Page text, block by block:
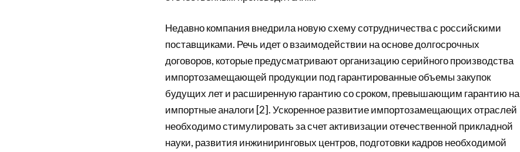
Недавно компания внедрила новую схему сотрудничества с российскими
поставщиками. Речь идет о взаимодействии на основе долгосрочных
договоров, которые предусматривают организацию серийного производства
импортозамещающей продукции под гарантированные объемы закупок
будущих лет и расширенную гарантию со сроком, превышающим гарантию на
импортные аналоги [2]. Ускоренное развитие импортозамещающих отраслей
необходимо стимулировать за счет активизации отечественной прикладной
науки, развития инжиниринговых центров, подготовки кадров необходимой